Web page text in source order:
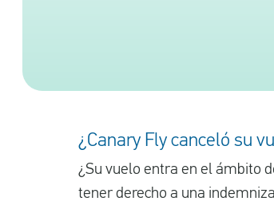
¿Canary Fly canceló su
¿Su vuelo entra en el ámbito
tener derecho a una